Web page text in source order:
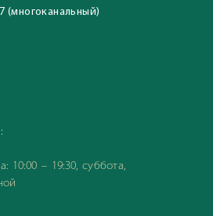
(многоканальный)
10:00 – 19:30, суббота,